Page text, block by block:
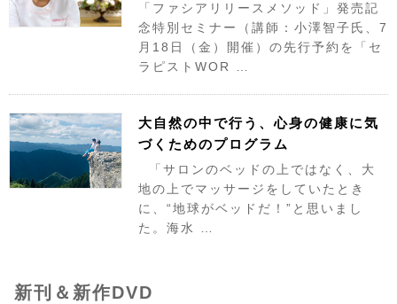
「ファシアリリースメソッド」発売記
念特別セミナー（講師：小澤智子氏、7
月18日（金）開催）の先行予約を「セ
ラピストWOR …
大自然の中で行う、心身の健康に気
づくためのプログラム
「サロンのベッドの上ではなく、大
地の上でマッサージをしていたとき
に、“地球がベッドだ！”と思いまし
た。海水 …
新刊＆新作DVD